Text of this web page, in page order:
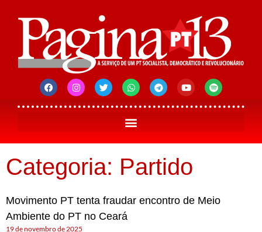
Categoria: Partido
Movimento PT tenta fraudar encontro de Meio
Ambiente do PT no Ceará
19 de novembro de 2025